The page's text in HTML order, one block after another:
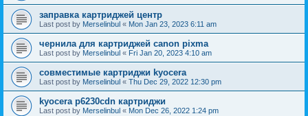
заправка картриджей центр
Last post by Merselinbul « Mon Jan 23, 2023 6:11 am
чернила для картриджей canon pixma
Last post by Merselinbul « Fri Jan 20, 2023 4:10 am
совместимые картриджи kyocera
Last post by Merselinbul « Thu Dec 29, 2022 12:30 pm
kyocera p6230cdn картриджи
Last post by Merselinbul « Mon Dec 26, 2022 1:24 pm